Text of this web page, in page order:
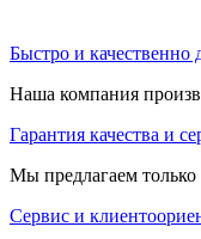
Быстро и качественно
Наша компания
Гарантия качества и
Мы предлагаем только
Сервис и